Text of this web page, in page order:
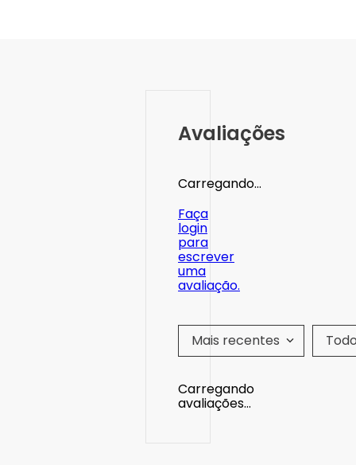
Avaliações
Carregando…
Faça
login
para
escrever
uma
avaliação.
Mais recentes
Carregando
avaliações…